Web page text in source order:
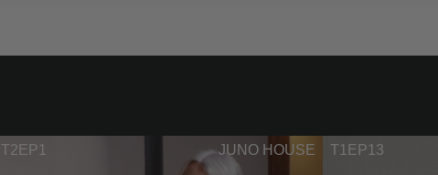
T2EP1 JUNO HOUSE T1EP13